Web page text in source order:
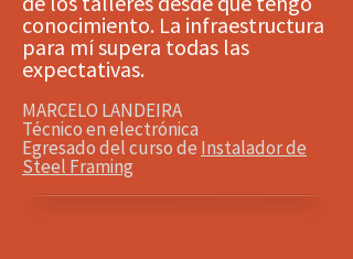
conocimiento. La infraestructura
para mí supera todas las
expectativas.
MARCELO LANDEIRA
Técnico en electrónica
Egresado del curso de Instalador de
Steel Framing